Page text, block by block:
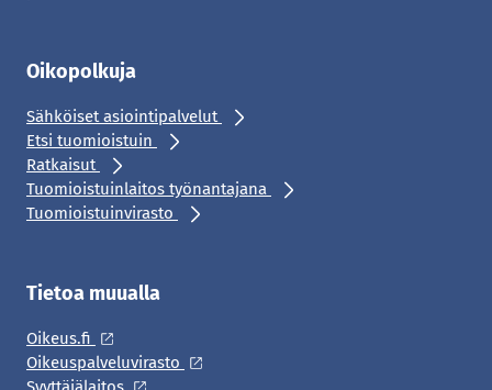
Oikopolkuja
Sähköiset asiointipalvelut
Etsi tuomioistuin
Ratkaisut
Tuomioistuinlaitos työnantajana
Tuomioistuinvirasto
Tietoa muualla
Oikeus.fi
Oikeuspalveluvirasto